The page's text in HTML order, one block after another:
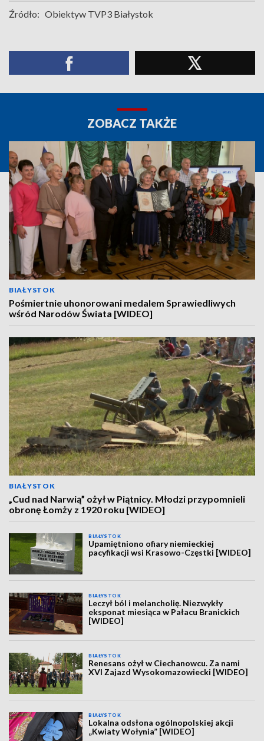
Źródło: Obiektyw TVP3 Białystok
ZOBACZ TAKŻE
BIAŁYSTOK
Pośmiertnie uhonorowani medalem Sprawiedliwych
wśród Narodów Świata [WIDEO]
BIAŁYSTOK
„Cud nad Narwią” ożył w Piątnicy. Młodzi przypomnieli
obronę Łomży z 1920 roku [WIDEO]
BIAŁYSTOK
Upamiętniono ofiary niemieckiej
pacyfikacji wsi Krasowo-Częstki [WIDEO]
BIAŁYSTOK
Leczył ból i melancholię. Niezwykły
eksponat miesiąca w Pałacu Branickich
[WIDEO]
BIAŁYSTOK
Renesans ożył w Ciechanowcu. Za nami
XVI Zajazd Wysokomazowiecki [WIDEO]
BIAŁYSTOK
Lokalna odsłona ogólnopolskiej akcji
„Kwiaty Wołynia” [WIDEO]